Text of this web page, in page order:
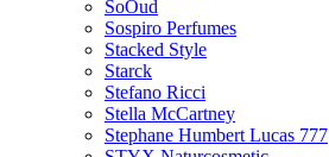
SoOud
Sospiro Perfumes
Stacked Style
Starck
Stefano Ricci
Stella McCartney
Stephane Humbert Lucas 777